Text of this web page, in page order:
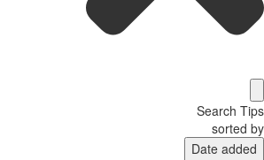
Search
sorted
Date